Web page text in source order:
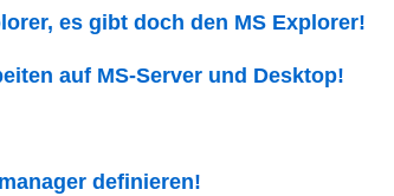
es gibt doch den MS Explorer!
auf MS-Server und Desktop!
definieren!